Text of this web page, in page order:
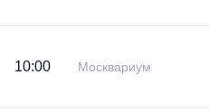
10:00 Москвариум